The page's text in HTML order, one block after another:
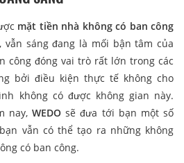
mặt tiền nhà không có ban công
vẫn sáng đang là mối bận tâm của
công đóng vai trò rất lớn trong các
bởi điều kiện thực tế không cho
không có được không gian này.
nay, WEDOsẽ đưa tới bạn một số
vẫn có thể tạo ra những không
có ban công.